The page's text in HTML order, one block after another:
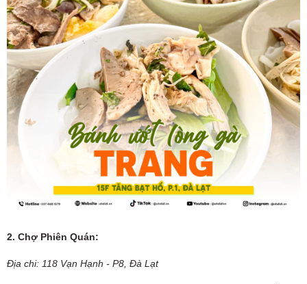
2. Chợ Phiên Quán:
Địa chi: 118 Vạn Hạnh - P8, Đà Lạt